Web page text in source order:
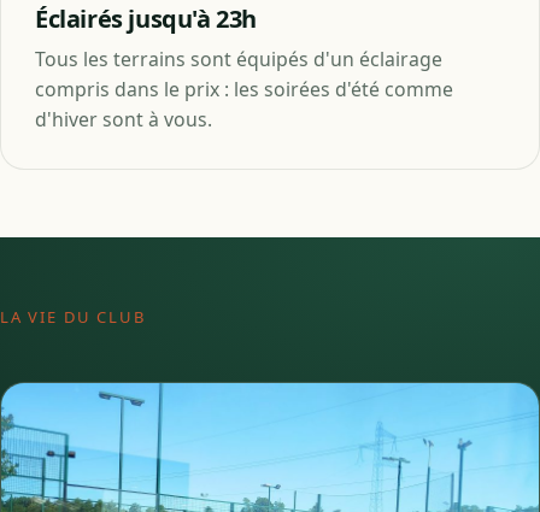
Éclairés jusqu'à 23h
Tous les terrains sont équipés d'un éclairage
compris dans le prix : les soirées d'été comme
d'hiver sont à vous.
LA VIE DU CLUB